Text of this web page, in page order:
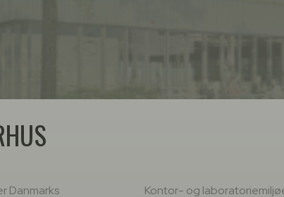
Danmarks
Kontor- og